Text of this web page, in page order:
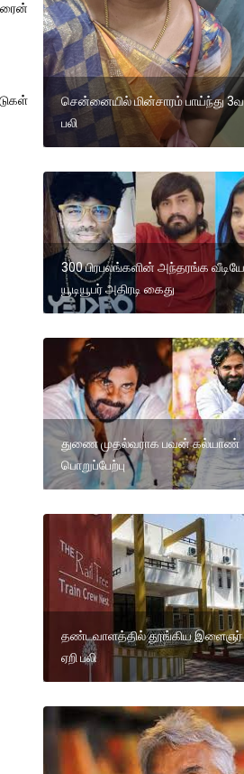
சென்னையில் மின்சாரம் பாய்ந்து
பலி
300 பிரபலங்களின் அந்தரங்க
யூடியூபர் அதிரடி கைது
துணை முதல்வராக பவன் கல்யாண்
பொறுப்பேற்பு
தண்டவாளத்தில் தூங்கிய இளைஞர்
ஏறி பலி